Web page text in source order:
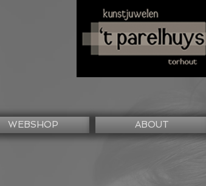
WEBSHOP ABOUT